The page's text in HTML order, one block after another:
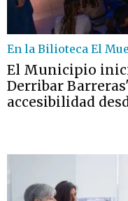
En la Bilioteca El
El Municipio
Derribar
accesibilidad